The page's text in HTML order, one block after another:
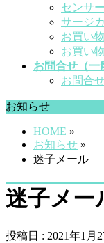
センサ
サージ
お買い
お買い
お問合せ（一
お問合
お知らせ
HOME »
お知らせ »
迷子メール
迷子メー
投稿日 : 2021年1月